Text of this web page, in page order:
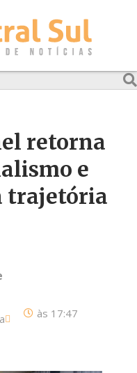
retorna
e
trajetória
às 17:47